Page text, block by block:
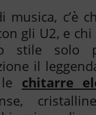
musica, c’è
gli U2, e
stile solo
il
chitarre